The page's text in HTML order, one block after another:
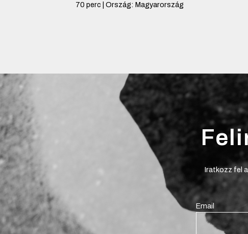
70 perc Ország: Magyarország
Iratkozz fel
Email